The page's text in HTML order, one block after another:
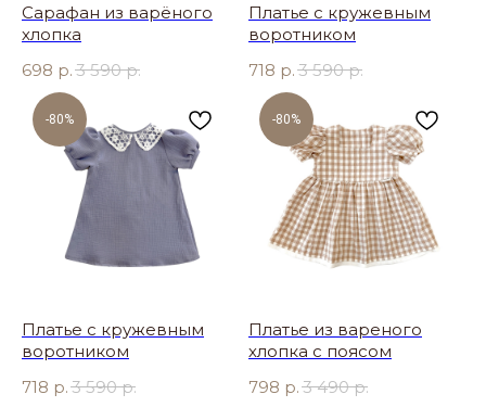
Сарафан из варёного
хлопка
698 р. 3 590 р.
Платье с кружевным
воротником
718 р. 3 590 р.
-80%
Платье с кружевным
воротником
718 р. 3 590 р.
-80%
Платье из вареного
хлопка с поясом
798 р. 3 490 р.